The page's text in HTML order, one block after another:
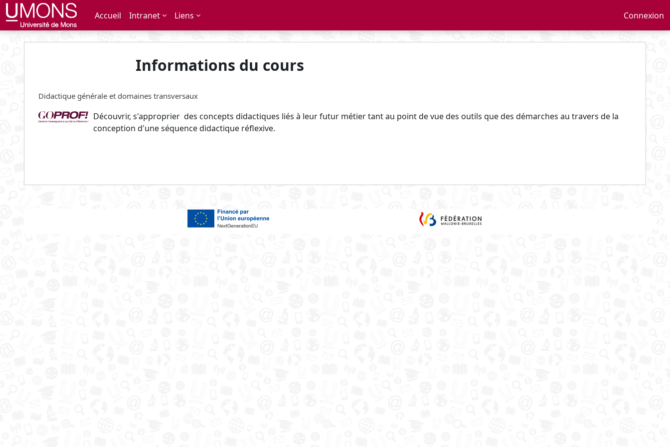
Passer au contenu principal
Accueil
Intranet Liens Connexion
Informations du cours
Didactique générale et domaines transversaux
Découvrir, s'approprier des concepts didactiques liés à leur futur métier tant au point de vue des outils que des démarches au travers de la
conception d'une séquence didactique réflexive.